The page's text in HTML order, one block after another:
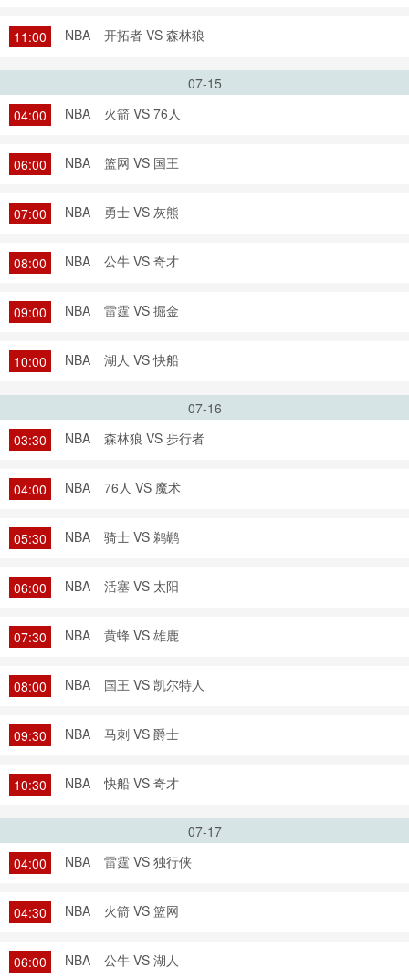
11:00 NBA 开拓者 VS 森林狼
07-15
04:00
NBA 火箭 VS 76人
06:00 NBA 篮网 VS 国王
07:00 NBA 勇士 VS 灰熊
08:00 NBA 公牛 VS 奇才
09:00 NBA 雷霆 VS 掘金
10:00 NBA 湖人 VS 快船
07-16
03:30
NBA 森林狼 VS 步行者
04:00 NBA 76人 VS 魔术
05:30 NBA 骑士 VS 鹈鹕
06:00 NBA 活塞 VS 太阳
07:30 NBA 黄蜂 VS 雄鹿
08:00 NBA 国王 VS 凯尔特人
09:30 NBA 马刺 VS 爵士
10:30 NBA 快船 VS 奇才
07-17
04:00
NBA 雷霆 VS 独行侠
04:30 NBA 火箭 VS 篮网
06:00 NBA 公牛 VS 湖人